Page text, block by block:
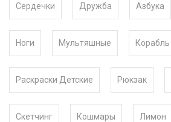
Сердечки Дружба Азбука
Ноги Мультяшные Корабль
Раскраски Детские Рюкзак
Скетчинг Кошмары Лимон